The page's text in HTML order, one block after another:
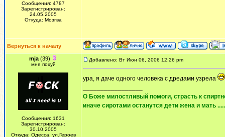
Сообщения: 4787
Зарегистрирован:
24.05.2005
Откуда: Мозгва
Вернуться к началу
mja (39)
мне похуй
Сообщения: 1631
Зарегистрирован:
30.10.2005
Откуда: Одесса, ул.Героев
Добавлено: Вт Июн 06, 2006 12:26 pm
ура, я даче одного человека с дредами узрела
О Боже милостливый помоги, страсть к
иначе сиротами останутся дети жена и мать